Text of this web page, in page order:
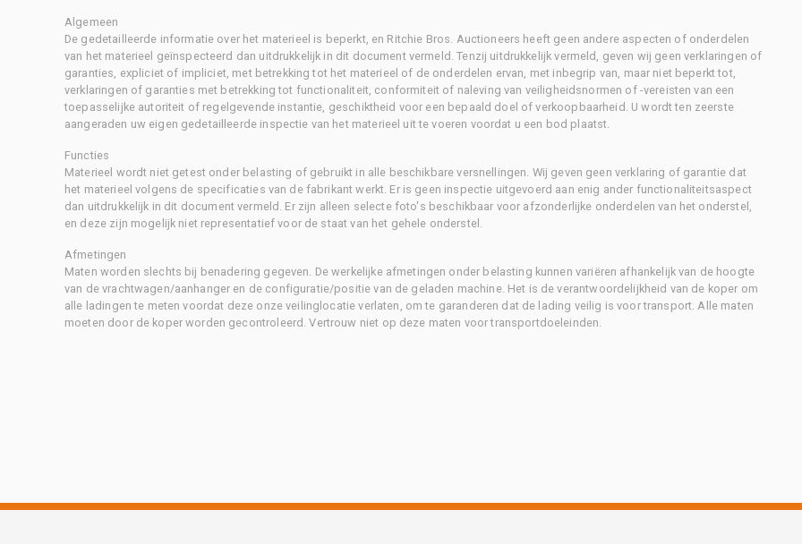
Algemeen
De gedetailleerde informatie over het materieel is beperkt, en Ritchie Bros. Auctioneers heeft geen andere aspecten of onderdelen
van het materieel geïnspecteerd dan uitdrukkelijk in dit document vermeld. Tenzij uitdrukkelijk vermeld, geven wij geen verklaringen of
garanties, expliciet of impliciet, met betrekking tot het materieel of de onderdelen ervan, met inbegrip van, maar niet beperkt tot,
verklaringen of garanties met betrekking tot functionaliteit, conformiteit of naleving van veiligheidsnormen of -vereisten van een
toepasselijke autoriteit of regelgevende instantie, geschiktheid voor een bepaald doel of verkoopbaarheid. U wordt ten zeerste
aangeraden uw eigen gedetailleerde inspectie van het materieel uit te voeren voordat u een bod plaatst.
Functies
Materieel wordt niet getest onder belasting of gebruikt in alle beschikbare versnellingen. Wij geven geen verklaring of garantie dat
het materieel volgens de specificaties van de fabrikant werkt. Er is geen inspectie uitgevoerd aan enig ander functionaliteitsaspect
dan uitdrukkelijk in dit document vermeld. Er zijn alleen selecte foto's beschikbaar voor afzonderlijke onderdelen van het onderstel,
en deze zijn mogelijk niet representatief voor de staat van het gehele onderstel.
Afmetingen
Maten worden slechts bij benadering gegeven. De werkelijke afmetingen onder belasting kunnen variëren afhankelijk van de hoogte
van de vrachtwagen/aanhanger en de configuratie/positie van de geladen machine. Het is de verantwoordelijkheid van de koper om
alle ladingen te meten voordat deze onze veilinglocatie verlaten, om te garanderen dat de lading veilig is voor transport. Alle maten
moeten door de koper worden gecontroleerd. Vertrouw niet op deze maten voor transportdoeleinden.